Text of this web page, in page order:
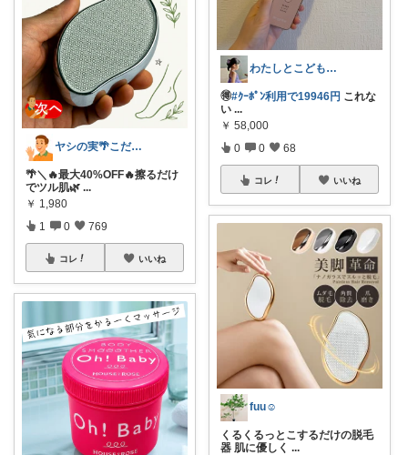
ヤシの実🌴こだわりアイテム
🌴＼🔥最大40%OFF🔥擦るだけ
でツル肌🌿 ...
￥ 1,980
1 0 769
コレ いいね
わたしとこどもの好きメモ 🧺
🉐#ｸｰﾎﾟﾝ利用で19946円 これな
い ...
￥ 58,000
0 0 68
コレ いいね
fuu☺︎
くるくるっとこするだけの脱毛
器 肌に優しく ...